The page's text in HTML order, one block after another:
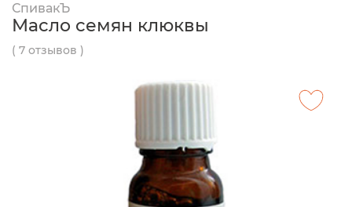
СпивакЪ
Масло семян клюквы
( 7 отзывов )